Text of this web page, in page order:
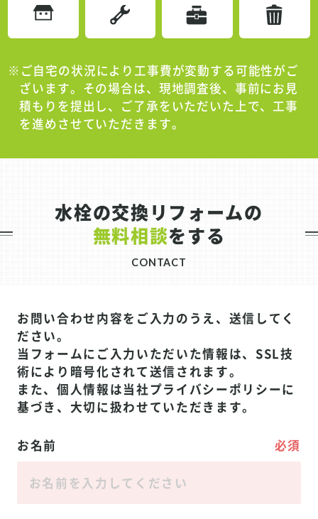
※ご自宅の状況により工事費が変動する可能性がご
ざいます。その場合は、現地調査後、事前にお見
積もりを提出し、ご了承をいただいた上で、工事
を進めさせていただきます。
水栓の交換リフォームの
無料相談をする
CONTACT
お問い合わせ内容をご入力のうえ、送信してく
ださい。
当フォームにご入力いただいた情報は、SSL技
術により暗号化されて送信されます。
また、個人情報は当社プライバシーポリシーに
基づき、大切に扱わせていただきます。
お名前 必須